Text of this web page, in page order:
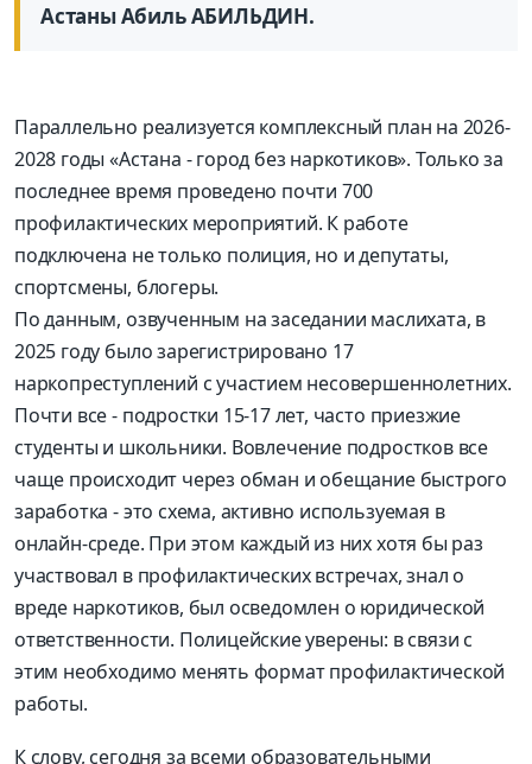
Астаны Абиль АБИЛЬДИН.
Параллельно реализуется комплексный план на 2026-
2028 годы «Астана - город без наркотиков». Только за
последнее время проведено почти 700
профилактических мероприятий. К работе
подключена не только полиция, но и депутаты,
спортсмены, блогеры.
По данным, озвученным на заседании маслихата, в
2025 году было зарегистрировано 17
наркопреступлений с участием несовершеннолетних.
Почти все - подростки 15-17 лет, часто приезжие
студенты и школьники. Вовлечение подростков все
чаще происходит через обман и обещание быстрого
заработка - это схема, активно используемая в
онлайн-среде. При этом каждый из них хотя бы раз
участвовал в профилактических встречах, знал о
вреде наркотиков, был осведомлен о юридической
ответственности. Полицейские уверены: в связи с
этим необходимо менять формат профилактической
работы.
К слову, сегодня за всеми образовательными